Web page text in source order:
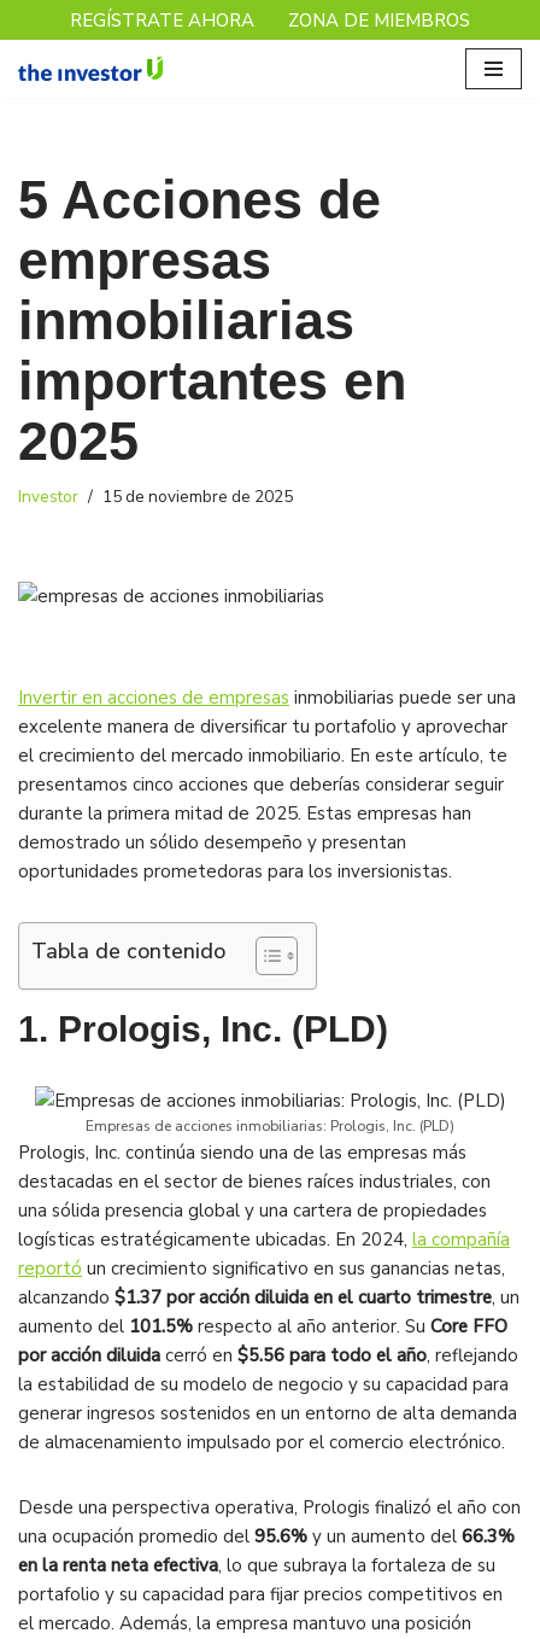
Saltar
REGÍSTRATE AHORA ZONA DE MIEMBROS
5 Acciones de
empresas
inmobiliarias
importantes en
2025
Investor 15 de noviembre de 2025
Invertir en acciones de empresas inmobiliarias puede ser una
excelente manera de diversificar tu portafolio y aprovechar
el crecimiento del mercado inmobiliario. En este artículo, te
presentamos cinco acciones que deberías considerar seguir
durante la primera mitad de 2025. Estas empresas han
demostrado un sólido desempeño y presentan
oportunidades prometedoras para los inversionistas.
Tabla de contenido
1. Prologis, Inc. (PLD)
Empresas de acciones inmobiliarias: Prologis, Inc. (PLD)
Prologis, Inc. continúa siendo una de las empresas más
destacadas en el sector de bienes raíces industriales, con
una sólida presencia global y una cartera de propiedades
logísticas estratégicamente ubicadas. En 2024, la compañía
reportó un crecimiento significativo en sus ganancias netas,
alcanzando $1.37 por acción diluida en el cuarto trimestre, un
aumento del 101.5% respecto al año anterior. Su Core FFO
por acción diluida cerró en $5.56 para todo el año, reflejando
la estabilidad de su modelo de negocio y su capacidad para
generar ingresos sostenidos en un entorno de alta demanda
de almacenamiento impulsado por el comercio electrónico.
Desde una perspectiva operativa, Prologis finalizó el año con
una ocupación promedio del 95.6% y un aumento del 66.3%
en la renta neta efectiva, lo que subraya la fortaleza de su
portafolio y su capacidad para fijar precios competitivos en
el mercado. Además, la empresa mantuvo una posición